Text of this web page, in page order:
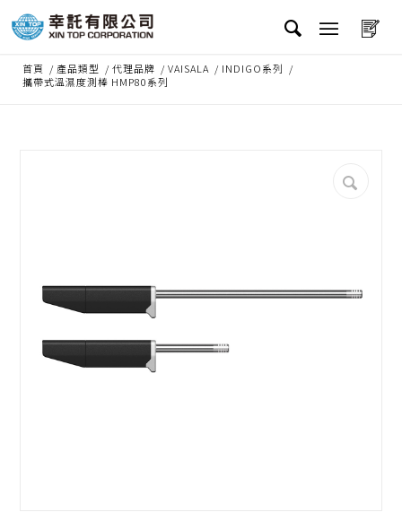
首頁 / 產品類型 / 代理品牌 / VAISALA / INDIGO系列 /
攜帶式溫濕度測棒 HMP80系列